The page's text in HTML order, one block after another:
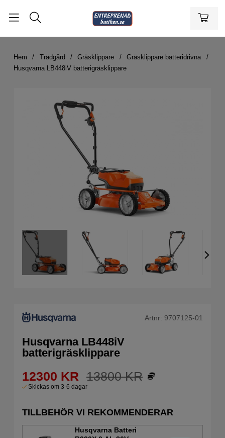
Hem Trädgård Gräsklippare
Gräsklippare batteridrivna
Husqvarna LB448iV batterigräsklippare
Artnr: 9707125-01
Husqvarna LB448iV
batterigräsklippare
13800KR
12300 KR
Skickas om 3-6 dagar
TILLBEHÖR VI REKOMMENDERAR
Husqvarna Batteri